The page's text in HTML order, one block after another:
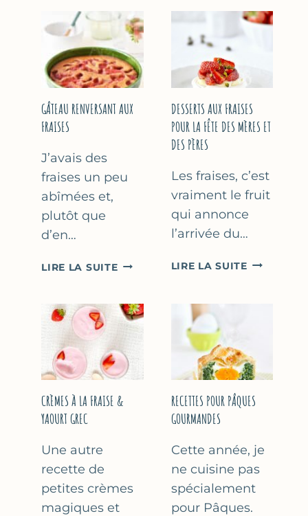
GÂTEAU RENVERSANT AUX
FRAISES
J’avais des
fraises un peu
abîmées et,
plutôt que
d’en…
LIRE LA SUITEGÂTEAU
FRAISES
DESSERTS AUX FRAISES
POUR LA FÊTE DES MÈRES ET
DES PÈRES
Les fraises, c’est
vraiment le fruit
qui annonce
l’arrivée du…
LIRE LA SUITEDESSERTS
DES
MÈRES
DES
CRÈMES À LA FRAISE &
YAOURT GREC
Une autre
recette de
petites crèmes
magiques et
RECETTES POUR PÂQUES
GOURMANDES
Cette année, je
ne cuisine pas
spécialement
pour Pâques.